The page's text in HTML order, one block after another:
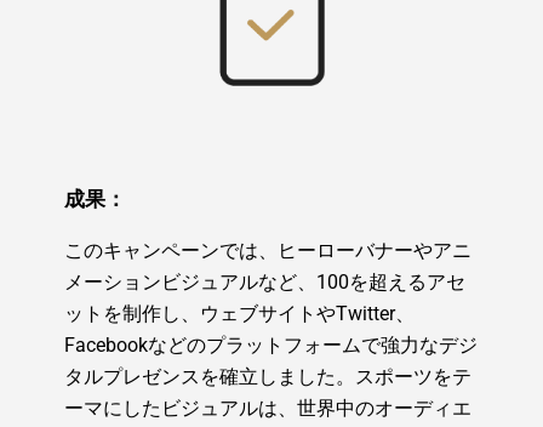
成果：
このキャンペーンでは、ヒーローバナーやアニ
メーションビジュアルなど、100を超えるアセ
ットを制作し、ウェブサイトやTwitter、
Facebookなどのプラットフォームで強力なデジ
タルプレゼンスを確立しました。スポーツをテ
ーマにしたビジュアルは、世界中のオーディエ